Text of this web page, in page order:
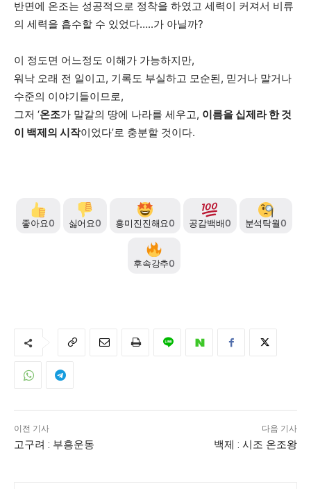
반면에 온조는 성공적으로 정착을 하였고 세력이 커져서 비류
의 세력을 흡수할 수 있었다…..가 아닐까?
이 정도면 어느정도 이해가 가능하지만,
워낙 오래 전 일이고, 기록도 부실하고 모순된, 믿거나 말거나
수준의 이야기들이므로,
그저 ‘온조가 말갈의 땅에 나라를 세우고, 이름을 십제라 한 것
이 백제의 시작이었다’로 충분할 것이다.
좋아요0 싫어요0 흥미진진해요0 공감백배0 분석탁월0
후속강추0
이전 기사
고구려 : 부흥운동
다음 기사
백제 : 시조 온조왕